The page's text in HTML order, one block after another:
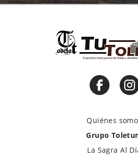
Quiénes
Grupo
La Sagra Al